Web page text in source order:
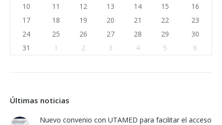
10
11 12 13 14 15
16
17
18 19 20 21 22
23
24
25 26 27 28 29
30
31
1 2 3 4 5 6
Últimas noticias
Nuevo convenio con UTAMED para facilitar el acceso